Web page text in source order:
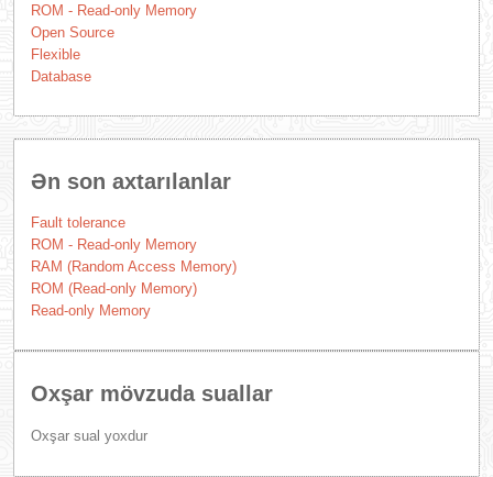
ROM - Read-only Memory
Open Source
Flexible
Database
Ən son axtarılanlar
Fault tolerance
ROM - Read-only Memory
RAM (Random Access Memory)
ROM (Read-only Memory)
Read-only Memory
Oxşar mövzuda suallar
Oxşar sual yoxdur